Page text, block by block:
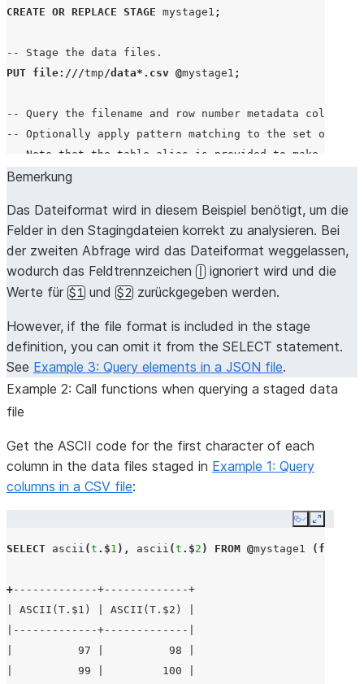
CREATE OR REPLACE STAGE mystage1 ;
-- Stage the data files.
PUT file:///tmp/data*. csv @mystage1 ;
-- Query the filename and row number metadata
-- Optionally apply pattern matching to the set of
-- Note that the table alias is provided to make the
SELECT t.$
+----+----+
| $1 | $2 |
|----+----|
| a  | b  |
| c  | d  |
| g  | h  |
----+----+
SELECT mystage1 t
+-----+------+
| $1  | $2   |
|-----+------|
| e|f | NULL |
Bemerkung
Das Dateiformat wird in diesem Beispiel benötigt, um die
Felder in den Stagingdateien korrekt zu analysieren. Bei
der zweiten Abfrage wird das Dateiformat weggelassen,
wodurch das Feldtrennzeichen | ignoriert wird und die
Werte für $1 und $2 zurückgegeben werden.
However, if the file format is included in the stage
definition, you can omit it from the SELECT statement.
See Example 3: Query elements in a JSON file.
Example 2: Call functions when querying a staged data
file
Get the ASCII code for the first character of each
column in the data files staged in Example 1: Query
columns in a CSV file:
CopyExpand
SELECT ascii (t .$1 ), ascii (t .$2 ) FROM @mystage1 (
+-------------+-------------+
| ASCII(T.$1) | ASCII(T.$2) |
|-------------+-------------|
|          97 |          98 |
|          99 |         100 |